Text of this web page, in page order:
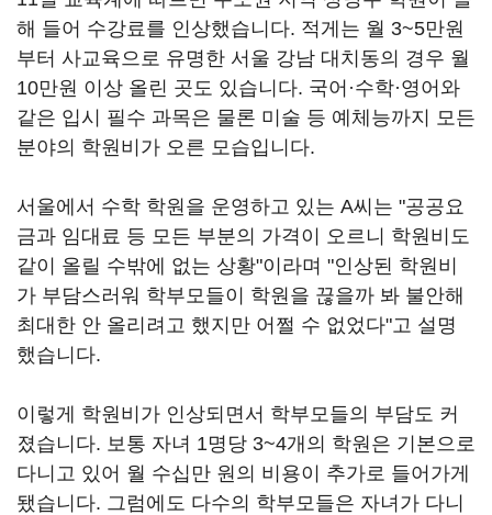
해 들어 수강료를 인상했습니다. 적게는 월 3~5만원
부터 사교육으로 유명한 서울 강남 대치동의 경우 월
10만원 이상 올린 곳도 있습니다. 국어·수학·영어와
같은 입시 필수 과목은 물론 미술 등 예체능까지 모든
분야의 학원비가 오른 모습입니다.
서울에서 수학 학원을 운영하고 있는 A씨는 "공공요
금과 임대료 등 모든 부분의 가격이 오르니 학원비도
같이 올릴 수밖에 없는 상황"이라며 "인상된 학원비
가 부담스러워 학부모들이 학원을 끊을까 봐 불안해
최대한 안 올리려고 했지만 어쩔 수 없었다"고 설명
했습니다.
이렇게 학원비가 인상되면서 학부모들의 부담도 커
졌습니다. 보통 자녀 1명당 3~4개의 학원은 기본으로
다니고 있어 월 수십만 원의 비용이 추가로 들어가게
됐습니다. 그럼에도 다수의 학부모들은 자녀가 다니